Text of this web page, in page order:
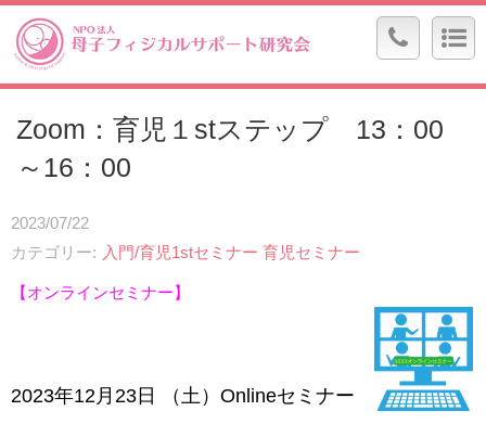
Zoom：育児１stステップ 13：00
～16：00
2023/07/22
カテゴリー
入門/育児1stセミナー 育児セミナー
【オンラインセミナー】
2023年12 月23日 （土）Onlineセミナー